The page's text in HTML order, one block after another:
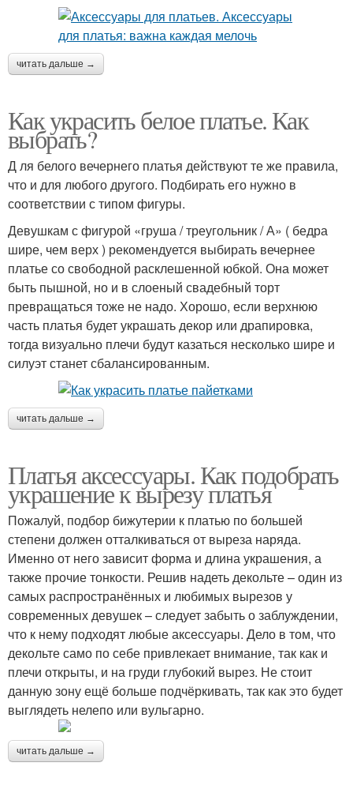
читать дальше →
Как украсить белое платье. Как
выбрать?
Д ля белого вечернего платья действуют те же правила,
что и для любого другого. Подбирать его нужно в
соответствии с типом фигуры.
Девушкам с фигурой «груша / треугольник / А» ( бедра
шире, чем верх ) рекомендуется выбирать вечернее
платье со свободной расклешенной юбкой. Она может
быть пышной, но и в слоеный свадебный торт
превращаться тоже не надо. Хорошо, если верхнюю
часть платья будет украшать декор или драпировка,
тогда визуально плечи будут казаться несколько шире и
силуэт станет сбалансированным.
читать дальше →
Платья аксессуары. Как подобрать
украшение к вырезу платья
Пожалуй, подбор бижутерии к платью по большей
степени должен отталкиваться от выреза наряда.
Именно от него зависит форма и длина украшения, а
также прочие тонкости. Решив надеть декольте – один из
самых распространённых и любимых вырезов у
современных девушек – следует забыть о заблуждении,
что к нему подходят любые аксессуары. Дело в том, что
декольте само по себе привлекает внимание, так как и
плечи открыты, и на груди глубокий вырез. Не стоит
данную зону ещё больше подчёркивать, так как это будет
выглядеть нелепо или вульгарно.
читать дальше →